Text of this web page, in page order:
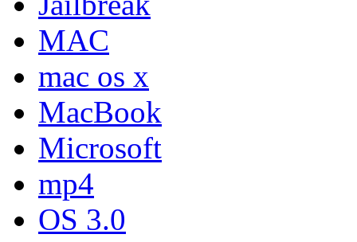
MAC
mac os x
MacBook
Microsoft
mp4
OS 3.0